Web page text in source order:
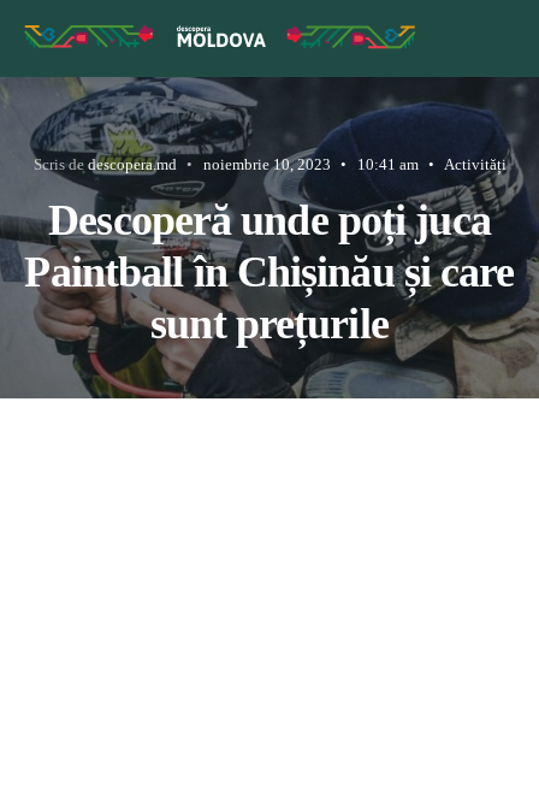
Scris de descopera.md • noiembrie 10, 2023 • 10:41 am • Activități
Descoperă unde poți juca
Paintball în Chișinău și care
sunt prețurile